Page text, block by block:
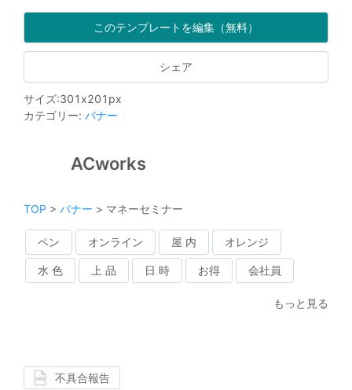
このテンプレートを編集（無料）
シェア
サイズ:301 x201 px
カテゴリー: バナー
ACworks
TOP > バナー > マネーセミナー
ペン オンライン 屋 内 オレンジ
水 色 上 品 日 時 お得 会社員
もっと見る
不具合報告